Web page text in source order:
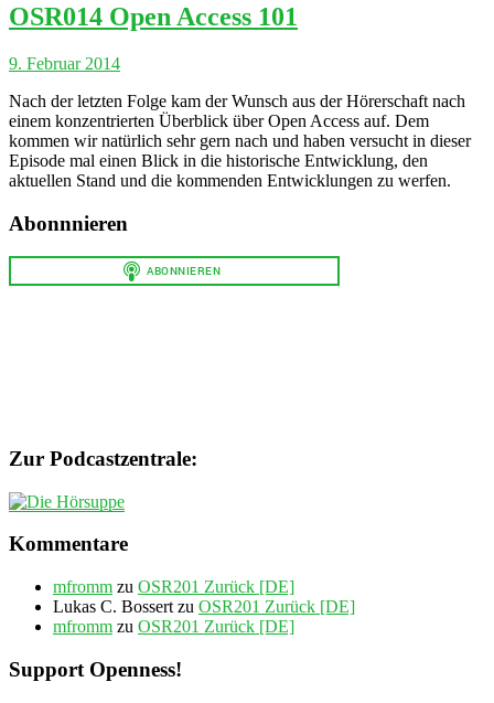
OSR014 Open Access 101
9. Februar 2014
Nach der letzten Folge kam der Wunsch aus der Hörerschaft nach
einem konzentrierten Überblick über Open Access auf. Dem
kommen wir natürlich sehr gern nach und haben versucht in dieser
Episode mal einen Blick in die historische Entwicklung, den
aktuellen Stand und die kommenden Entwicklungen zu werfen.
Abonnnieren
Zur Podcastzentrale:
Kommentare
mfromm zu OSR201 Zurück [DE]
Lukas C. Bossert zu OSR201 Zurück [DE]
mfromm zu OSR201 Zurück [DE]
Support Openness!